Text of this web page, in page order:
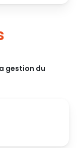
gestion du